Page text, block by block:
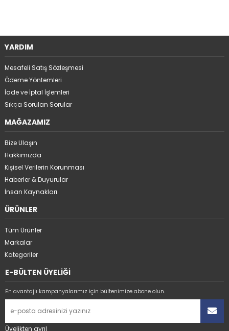
YARDIM
Mesafeli Satış Sözleşmesi
Ödeme Yöntemleri
İade ve İptal İşlemleri
Sıkça Sorulan Sorular
MAĞAZAMIZ
Bize Ulaşın
Hakkımızda
Kişisel Verilerin Korunması
Haberler & Duyurular
İnsan Kaynakları
ÜRÜNLER
Tüm Ürünler
Markalar
Kategoriler
E-BÜLTEN ÜYELİĞİ
En avantajlı kampanyalarımız için bültenimize abone olun.
Üyelikten ayrıl